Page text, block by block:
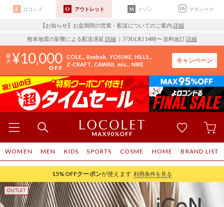
ロコンド アウトレット メゾン マガシーク
【お知らせ】お盆期間の営業・配送についてのご案内 詳細
熊本地震の影響による配送遅延 詳細 ｜7/30 (木) 14時〜 送料改訂詳細
10,000 COLE.. Reebok YOSUKE HILLS..
Z-CRAFT CAWAII mis.. NIKE
キャンペーン
WOMEN MEN KIDS SPORTS COSME HOME BRAND LIST
15%OFFクーポンが使えます 利用条件を見る